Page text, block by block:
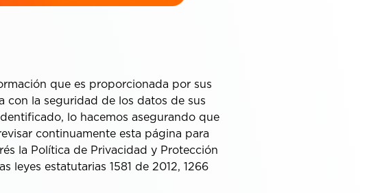
que es proporcionada por sus
con la seguridad de los datos de sus
lo hacemos asegurando que
continuamente esta página para
la Política de Privacidad y Protección
estatutarias 1581 de 2012, 1266